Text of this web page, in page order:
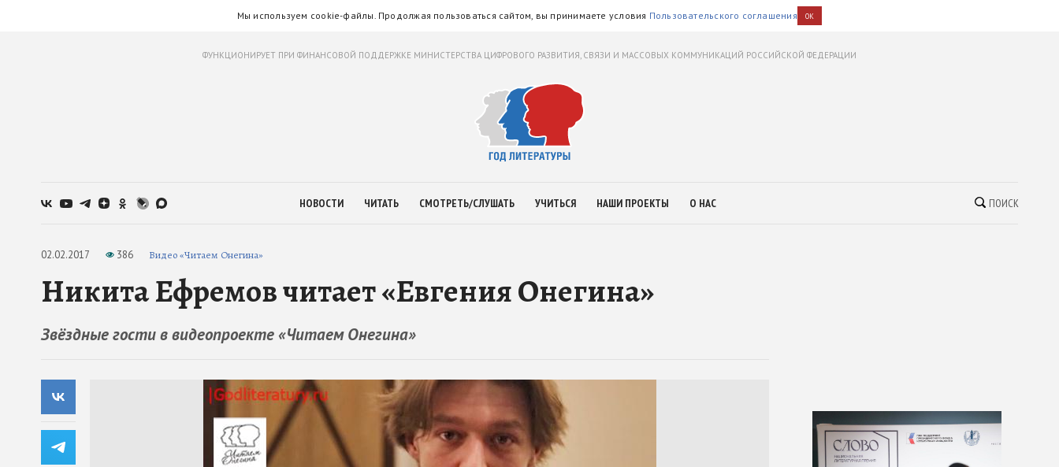
Мы используем cookie-файлы. Продолжая пользоваться сайтом, вы принимаете условия Пользовательского соглашения OK
ФУНКЦИОНИРУЕТ ПРИ ФИНАНСОВОЙ ПОДДЕРЖКЕ МИНИСТЕРСТВА ЦИФРОВОГО РАЗВИТИЯ, СВЯЗИ И МАССОВЫХ КОММУНИКАЦИЙ РОССИЙСКОЙ ФЕДЕРАЦИИ
НОВОСТИ ЧИТАТЬ СМОТРЕТЬ/СЛУШАТЬ УЧИТЬСЯ НАШИ ПРОЕКТЫ О НАС ПОИСК
02.02.2017 386 Видео «Читаем Онегина»
Никита Ефремов читает «Евгения Онегина»
Звёздные гости в видеопроекте «Читаем Онегина»